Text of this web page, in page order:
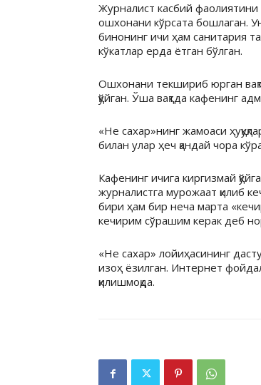
Журналист касбий фаолиятини
ошхонани кўрсата бошлаган.
бинонинг ичи ҳам санитария
кўкатлар ерда ётган бўлган.
Ошхонани текшириб юрган
қўйган. Ўша вақтда кафенинг
«Не сахар»нинг жамоаси
билан улар ҳеч қандай чора
Кафенинг ичига киргизмай
журналистга мурожаат қилиб
бири ҳам бир неча марта
кечирим сўрашим керак деб
«Не сахар» лойиҳасининг
изоҳ ёзилган. Интернет
қилишмоқда.